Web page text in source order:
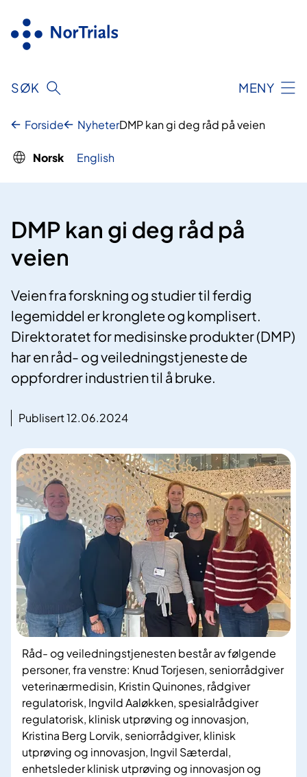
innhold
SØK MENY
Forside NyheterDMP kan gi deg råd på veien
Norsk English
DMP kan gi deg råd på
veien
Veien fra forskning og studier til ferdig
legemiddel er kronglete og komplisert.
Direktoratet for medisinske produkter (DMP)
har en råd- og veiledningstjeneste de
oppfordrer industrien til å bruke.
Publisert 12.06.2024
Råd- og veiledningstjenesten består av følgende
personer, fra venstre: Knud Torjesen, seniorrådgiver
veterinærmedisin, Kristin Quinones, rådgiver
regulatorisk, Ingvild Aaløkken, spesialrådgiver
regulatorisk, klinisk utprøving og innovasjon,
Kristina Berg Lorvik, seniorrådgiver, klinisk
utprøving og innovasjon, Ingvil Sæterdal,
enhetsleder klinisk utprøving og innovasjon og